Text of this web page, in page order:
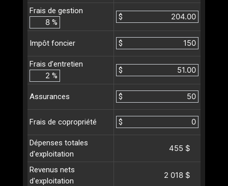
Frais de gestion
%
$
Impôt foncier $
Frais d’entretien
%
$
Assurances $
Frais de copropriété $
Dépenses totales
d'exploitation
455 $
Revenus nets
d'exploitation
2 018 $